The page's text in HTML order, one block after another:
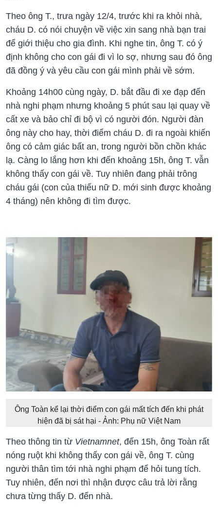
Theo ông T., trưa ngày 12/4, trước khi ra khỏi nhà,
cháu D. có nói chuyện về việc xin sang nhà bạn trai
để giới thiệu cho gia đình. Khi nghe tin, ông T. có ý
định không cho con gái đi vì lo sợ, nhưng sau đó ông
đã đồng ý và yêu cầu con gái mình phải về sớm.
Khoảng 14h00 cùng ngày, D. bắt đầu đi xe đạp đến
nhà nghi phạm nhưng khoảng 5 phút sau lại quay về
cất xe và bảo chỉ đi bộ vì có người đón. Người đàn
ông này cho hay, thời điểm cháu D. đi ra ngoài khiến
ông có cảm giác bất an, trong người bồn chồn khác
lạ. Càng lo lắng hơn khi đến khoảng 15h, ông T. vẫn
không thấy con gái về. Tuy nhiên đang phải trông
cháu gái (con của thiếu nữ D. mới sinh được khoảng
4 tháng) nên không đi tìm được.
Ông Toàn kể lại thời điểm con gái mất tích đến khi phát
hiện đã bị sát hại - Ảnh: Phụ nữ Việt Nam
Theo thông tin từ Vietnamnet, đến 15h, ông Toàn rất
nóng ruột khi không thấy con gái về, ông T. cùng
người thân tìm tới nhà nghi phạm để hỏi tung tích.
Tuy nhiên, đến nơi thì nhận được câu trả lời rằng
chưa từng thấy D. đến nhà.